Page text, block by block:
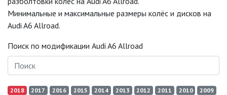
Минимальные и максимальные размеры колёс и дисков на
Audi A6 Allroad.
Поиск по модификации Audi A6 Allroad
2018 2017 2016 2015 2014 2013 2012 2011 2010
2009